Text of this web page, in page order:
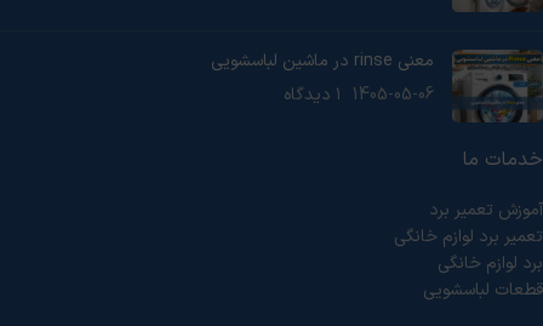
معنی rinse در ماشین لباسشویی
1405-05-06 ۱ دیدگاه
خدمات ما
آموزش تعمیر برد
تعمیر برد لوازم خانگی
برد لوازم خانگی
قطعات لباسشویی